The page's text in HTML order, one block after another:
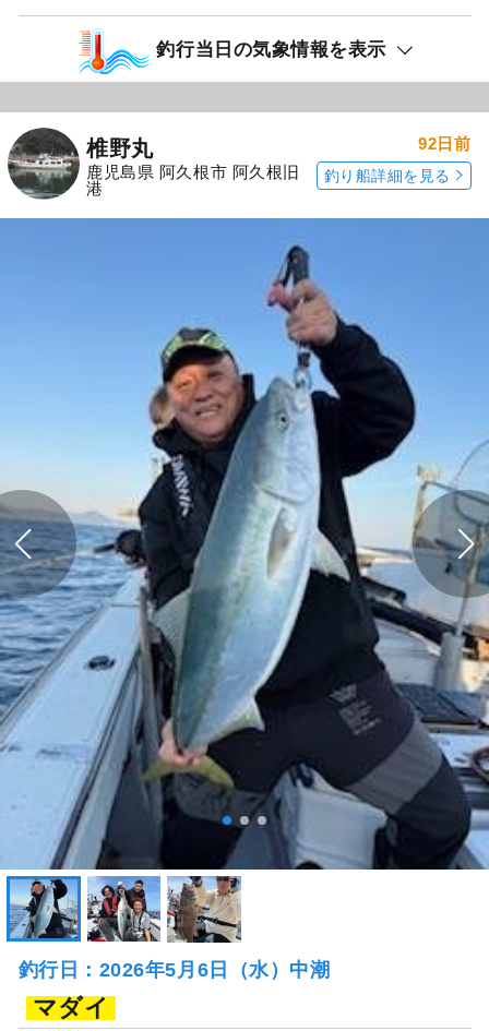
釣行当日の気象情報を表示
椎野丸
鹿児島県 阿久根市 阿久根旧
港
92日前
釣り船詳細を見る
釣行日：2026年5月6日（水）中潮
マダイ